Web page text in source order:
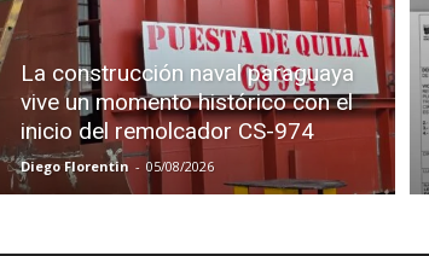
La construcción naval paraguaya
vive un momento histórico con el
inicio del remolcador CS-974
Diego Florentin - 05/08/2026